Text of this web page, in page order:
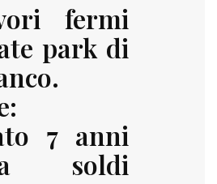
fermi
park di
7 anni
soldi